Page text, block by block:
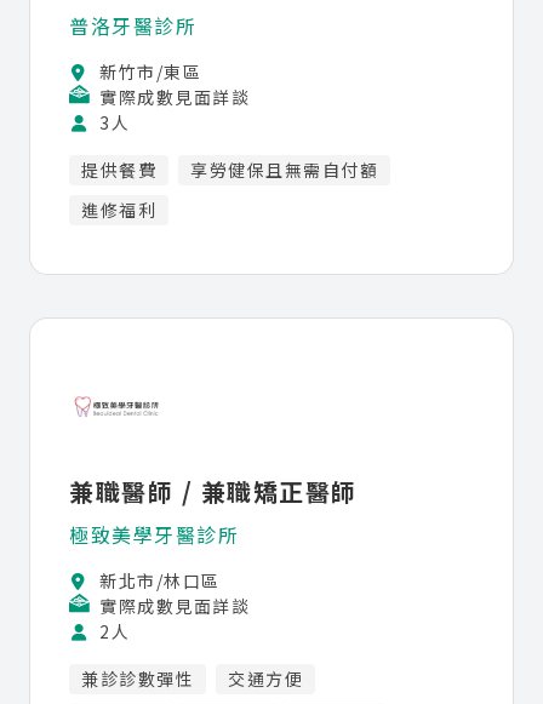
普洛牙醫診所
新竹市/東區
實際成數見面詳談
3人
提供餐費
享勞健保且無需自付額
進修福利
兼職醫師 / 兼職矯正醫師
極致美學牙醫診所
新北市/林口區
實際成數見面詳談
2人
兼診診數彈性
交通方便